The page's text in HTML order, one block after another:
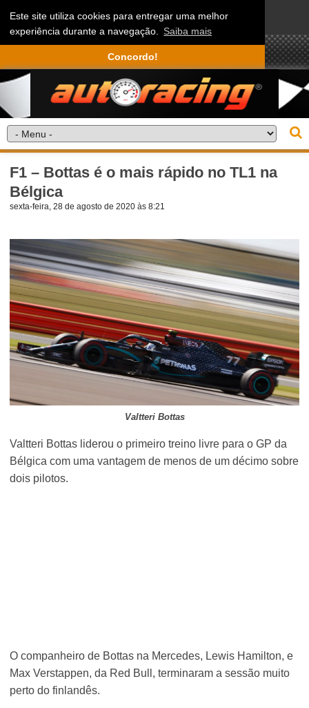
Este site utiliza cookies para entregar uma melhor
experiência durante a navegação. Saiba mais
Concordo!
F1 – Bottas é o mais rápido no TL1 na
Bélgica
sexta-feira, 28 de agosto de 2020 às 8:21
Valtteri Bottas
Valtteri Bottas liderou o primeiro treino livre para o GP da
Bélgica com uma vantagem de menos de um décimo sobre
dois pilotos.
O companheiro de Bottas na Mercedes, Lewis Hamilton, e
Max Verstappen, da Red Bull, terminaram a sessão muito
perto do finlandês.